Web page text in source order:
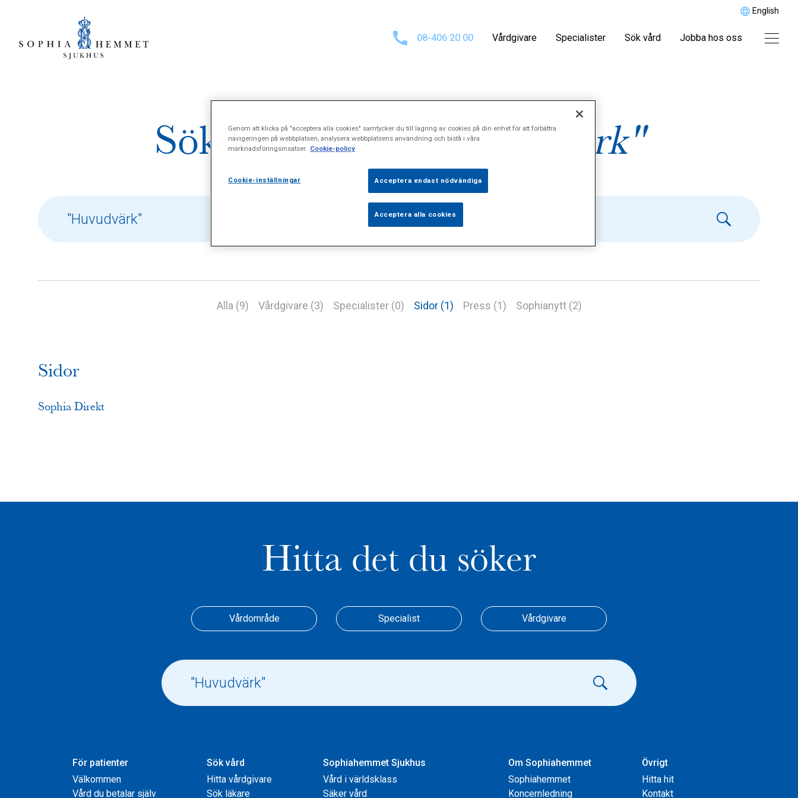
English
08-406 20 00 Vårdgivare Specialister Sök vård Jobba hos oss
Sökresultat för"Huvudvärk"
Alla (9) Vårdgivare (3) Specialister (0) Sidor (1) Press (1) Sophianytt (2)
Sidor
Sophia Direkt
Hitta det du söker
Vårdområde Specialist Vårdgivare
För patienter
Välkommen
Vård du betalar själv
Sök vård
Hitta vårdgivare
Sök läkare
Sophiahemmet Sjukhus
Vård i världsklass
Säker vård
Om Sophiahemmet
Sophiahemmet
Koncernledning
Övrigt
Hitta hit
Kontakt
Genom att klicka på "acceptera alla cookies" samtycker du till lagring av cookies på din enhet för att förbättra
navigeringen på webbplatsen, analysera webbplatsens användning och bistå i våra
marknadsföringsinsatser. Cookie-policy
Cookie-inställningar Acceptera endast nödvändiga
Acceptera alla cookies